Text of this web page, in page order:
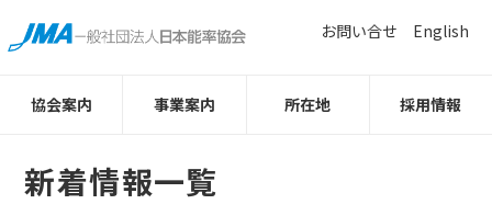
協会案内 事業案内 所在地 採用情報
お問い合せ English
新着情報一覧